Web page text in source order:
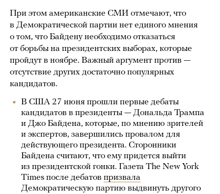
При этом американские СМИ отмечают, что
в Демократической партии нет единого мнения
о том, что Байдену необходимо отказаться
от борьбы на президентских выборах, которые
пройдут в ноябре. Важный аргумент против —
отсутствие других достаточно популярных
кандидатов.
В США 27 июня прошли первые дебаты
кандидатов в президенты — Дональда Трампа
и Джо Байдена, которые, по мнению зрителей
и экспертов, завершились провалом для
действующего президента. Сторонники
Байдена считают, что ему придется выйти
из президентской гонки. Газета The New York
Times после дебатов призвала
Демократическую партию выдвинуть другого